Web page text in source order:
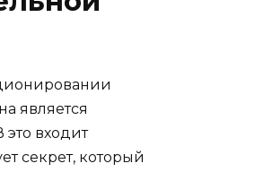
является
входит
секрет, который